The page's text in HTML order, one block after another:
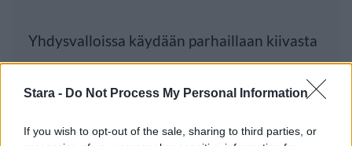
Stara - Do Not Process My Personal Information
If you wish to opt-out of the sale, sharing to third parties, or
Yhdysvalloissa käydään parhaillaan kiivasta
kampanjointia, kun presidentinvaalit
lähestyvät. Nyt kampanjointiin